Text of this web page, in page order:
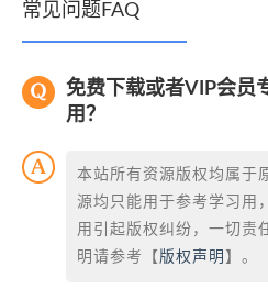
常见问题FAQ
免费下载或者VIP会员
用？
本站所有资源版权均属于
源均只能用于参考学习用
用引起版权纠纷，一切责
明请参考【 版权声明 】。